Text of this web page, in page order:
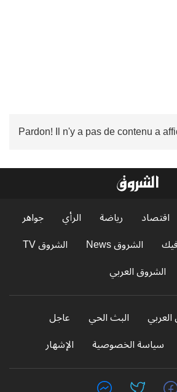
Pardon! Il n'y a pas de contenu a
اقتصاد رياضة الرأي
جواهر
الشروق News
الشروق TV
الشروق العربي
البث الحي
عاجل
سياسة الخصوصية الإشهار